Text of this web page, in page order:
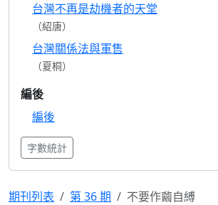
台灣不再是劫機者的天堂
（紹唐）
台灣關係法與軍售
（夏桐）
編後
編後
字數統計
期刊列表 第 36 期 不要作繭自縛